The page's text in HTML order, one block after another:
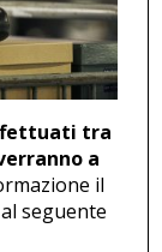
U 2738
€
tra
a
il
seguente